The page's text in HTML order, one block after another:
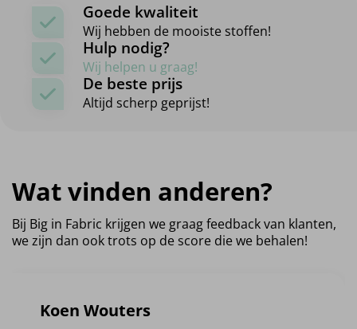
Goede kwaliteit
Wij hebben de mooiste stoffen!
Hulp nodig?
Wij helpen u graag!
De beste prijs
Altijd scherp geprijst!
Wat vinden anderen?
Bij Big in Fabric krijgen we graag feedback van klanten,
we zijn dan ook trots op de score die we behalen!
Koen Wouters